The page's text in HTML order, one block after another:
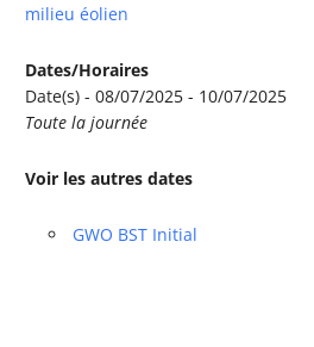
milieu éolien
Dates/Horaires
Date(s) - 08/07/2025 - 10/07/2025
Toute la journée
Voir les autres dates
GWO BST Initial